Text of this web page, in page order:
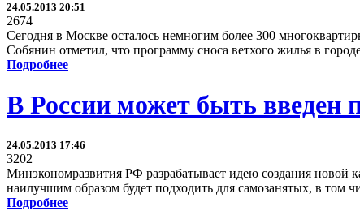
24.05.2013 20:51
2674
Сегодня в Москве осталось немногим более 300
Собянин отметил, что программу сноса ветхого жилья в
Подробнее
В России может быть введен
24.05.2013 17:46
3202
Минэкономразвития РФ разрабатывает идею создания новой
наилучшим образом будет подходить для самозанятых, в том
Подробнее